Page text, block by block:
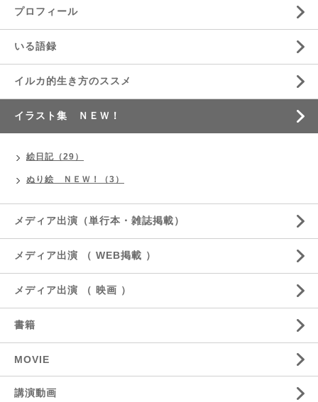
プロフィール
いる語録
イルカ的生き方のススメ
イラスト集 ＮＥＷ！
絵日記（29）
ぬり絵 ＮＥＷ！（3）
メディア出演（単行本・雑誌掲載）
メディア出演 （ WEB掲載 ）
メディア出演 （ 映画 ）
書籍
MOVIE
講演動画